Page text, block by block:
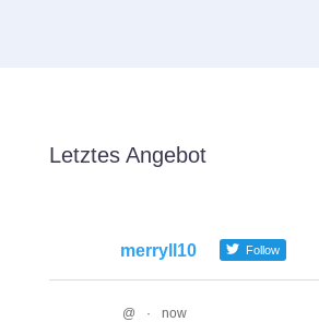
Letztes Angebot
merryll10 Follow
@ · now